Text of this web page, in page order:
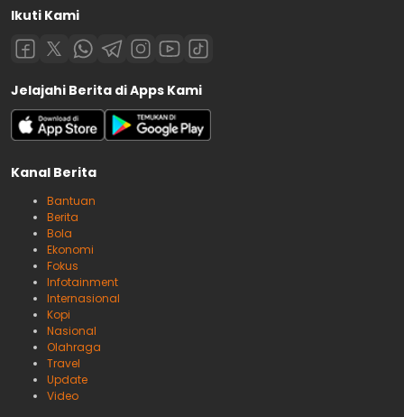
Ikuti Kami
Jelajahi Berita di Apps Kami
Kanal Berita
Bantuan
Berita
Bola
Ekonomi
Fokus
Infotainment
Internasional
Kopi
Nasional
Olahraga
Travel
Update
Video